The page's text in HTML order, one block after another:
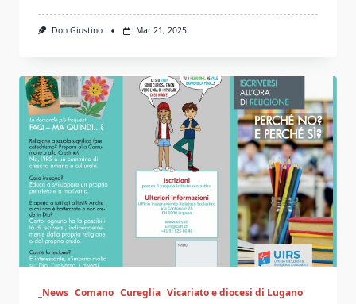
Don Giustino Mar 21, 2025
_News Comano Cureglia Vicariato e diocesi di Lugano